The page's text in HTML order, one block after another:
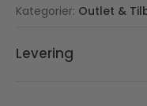
Kategorier: Outlet &
Levering